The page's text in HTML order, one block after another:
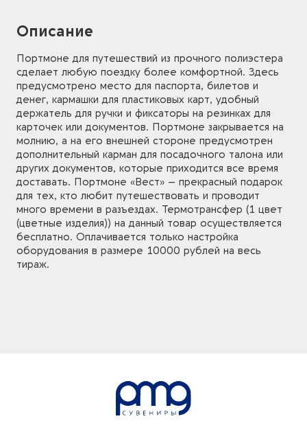
Описание
Портмоне для путешествий из прочного полиэстера
сделает любую поездку более комфортной. Здесь
предусмотрено место для паспорта, билетов и
денег, кармашки для пластиковых карт, удобный
держатель для ручки и фиксаторы на резинках для
карточек или документов. Портмоне закрывается на
молнию, а на его внешней стороне предусмотрен
дополнительный карман для посадочного талона или
других документов, которые приходится все время
доставать. Портмоне «Вест» – прекрасный подарок
для тех, кто любит путешествовать и проводит
много времени в разъездах. Термотрансфер (1 цвет
(цветные изделия)) на данный товар осуществляется
бесплатно. Оплачивается только настройка
оборудования в размере 10000 рублей на весь
тираж.